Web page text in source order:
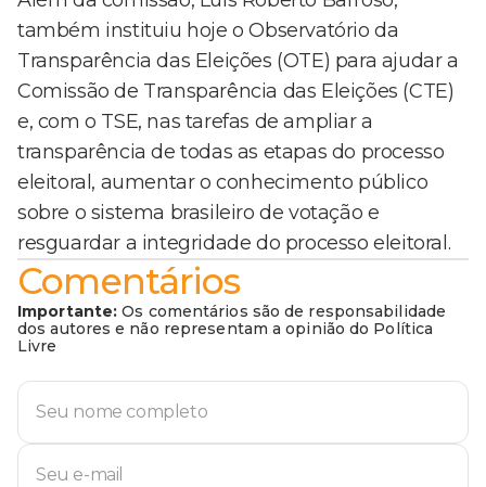
também instituiu hoje o Observatório da
Transparência das Eleições (OTE) para ajudar a
Comissão de Transparência das Eleições (CTE)
e, com o TSE, nas tarefas de ampliar a
transparência de todas as etapas do processo
eleitoral, aumentar o conhecimento público
sobre o sistema brasileiro de votação e
resguardar a integridade do processo eleitoral.
Comentários
Importante: Os comentários são de responsabilidade
dos autores e não representam a opinião do Política
Livre